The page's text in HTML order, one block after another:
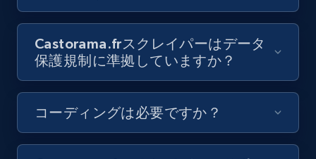
Youtube - Videos posts - Discovery records
by Explore page URL
Video length, Likes, Views, and more.
Castorama.frスクレイパーはデータ
保護規制に準拠していますか？
コーディングは必要ですか？